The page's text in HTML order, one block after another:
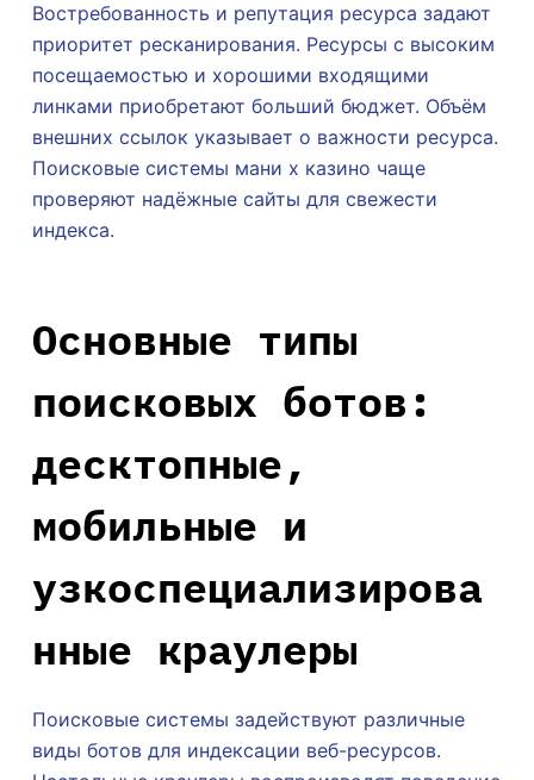
Востребованность и репутация ресурса задают
приоритет ресканирования. Ресурсы с высоким
посещаемостью и хорошими входящими
линками приобретают больший бюджет. Объём
внешних ссылок указывает о важности ресурса.
Поисковые системы мани х казино чаще
проверяют надёжные сайты для свежести
индекса.
Основные типы
поисковых ботов:
десктопные,
мобильные и
узкоспециализирова
нные краулеры
Поисковые системы задействуют различные
виды ботов для индексации веб-ресурсов.